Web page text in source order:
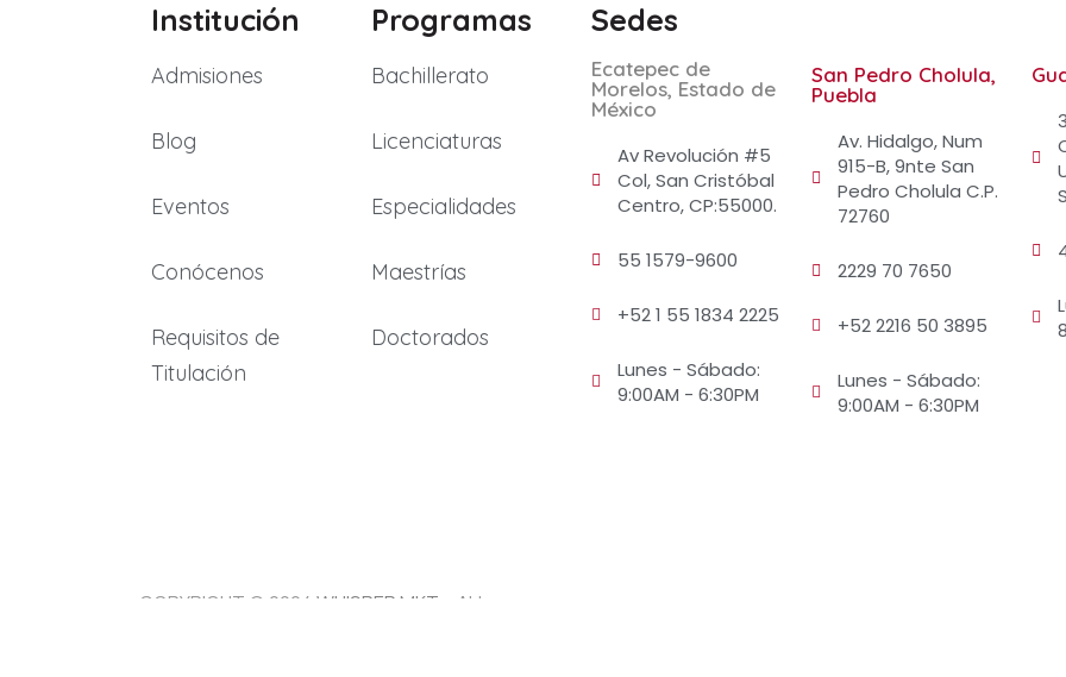
Institución
Admisiones
Blog
Eventos
Conócenos
Requisitos de
Titulación
Programas
Bachillerato
Licenciaturas
Especialidades
Maestrías
Doctorados
Sedes
Ecatepec de
Morelos, Estado de
México
Av Revolución #5
Col, San Cristóbal
Centro, CP:55000.
55 1579-9600
+52 1 55 1834 2225
Lunes - Sábado:
9:00AM - 6:30PM
San Pedro Cholula,
Puebla
Av. Hidalgo, Num
915-B, 9nte San
Pedro Cholula C.P.
72760
2229 70 7650
+52 2216 50 3895
Lunes - Sábado:
9:00AM - 6:30PM
COPYRIGHT © 2024 WHISPER MKT – ALL